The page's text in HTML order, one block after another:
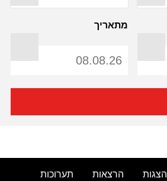
מתאריך
הצגות הרצאות תערוכות